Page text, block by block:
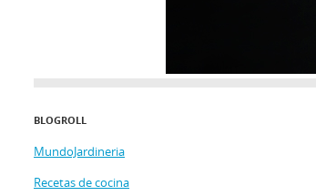
BLOGROLL
MundoJardineria
Recetas de cocina